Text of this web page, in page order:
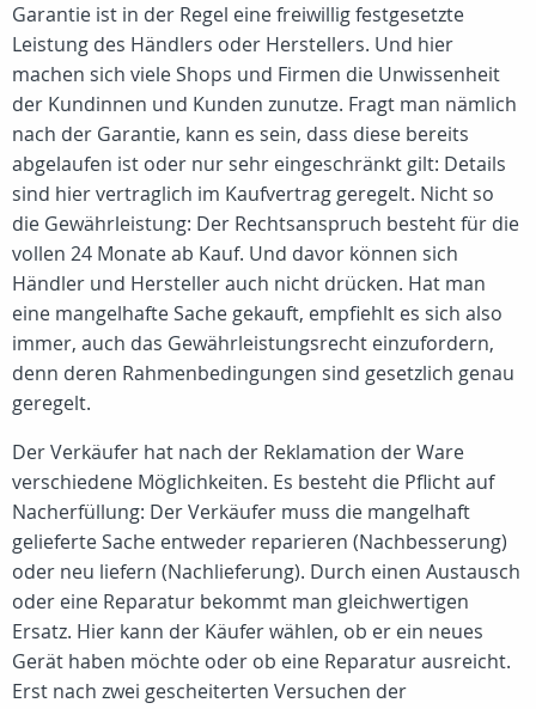
Garantie ist in der Regel eine freiwillig festgesetzte
Leistung des Händlers oder Herstellers. Und hier
machen sich viele Shops und Firmen die Unwissenheit
der Kundinnen und Kunden zunutze. Fragt man nämlich
nach der Garantie, kann es sein, dass diese bereits
abgelaufen ist oder nur sehr eingeschränkt gilt: Details
sind hier vertraglich im Kaufvertrag geregelt. Nicht so
die Gewährleistung: Der Rechtsanspruch besteht für die
vollen 24 Monate ab Kauf. Und davor können sich
Händler und Hersteller auch nicht drücken. Hat man
eine mangelhafte Sache gekauft, empfiehlt es sich also
immer, auch das Gewährleistungsrecht einzufordern,
denn deren Rahmenbedingungen sind gesetzlich genau
geregelt.
Der Verkäufer hat nach der Reklamation der Ware
verschiedene Möglichkeiten. Es besteht die Pflicht auf
Nacherfüllung: Der Verkäufer muss die mangelhaft
gelieferte Sache entweder reparieren (Nachbesserung)
oder neu liefern (Nachlieferung). Durch einen Austausch
oder eine Reparatur bekommt man gleichwertigen
Ersatz. Hier kann der Käufer wählen, ob er ein neues
Gerät haben möchte oder ob eine Reparatur ausreicht.
Erst nach zwei gescheiterten Versuchen der